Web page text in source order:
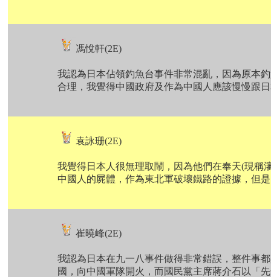
馮悅軒(2E)
我認為日本佔領釣魚台事件非常混亂，因為原本
合理，我覺得中國政府及作為中國人應該慢慢跟
袁詠珊(2E)
我覺得日本人很無理取鬧，因為他們在奉天(現稱
中國人的屍體，作為東北軍破壞鐵路的證據，但
崔曉峰(2E)
我認為日本在九一八事件做得非常錯誤，整件事
國，向中國軍隊開火，而國民黨主席蔣介石以「